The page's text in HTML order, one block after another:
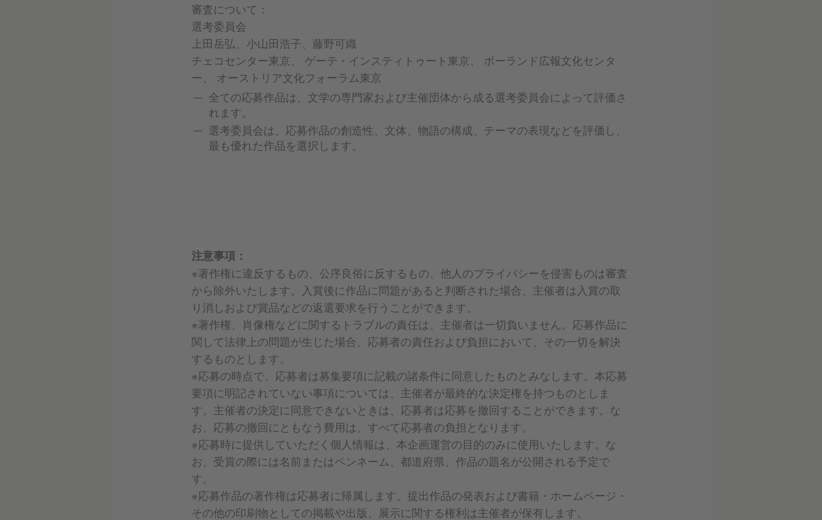
審査について：
選考委員会
上田岳弘、小山田浩子、藤野可織
チェコセンター東京、 ゲーテ・インスティトゥート東京、 ポーランド広報文化センタ
ー、 オーストリア文化フォーラム東京
全ての応募作品は、文学の専門家および主催団体から成る選考委員会によって評価さ
れます。
選考委員会は、応募作品の創造性、文体、物語の構成、テーマの表現などを評価し、
最も優れた作品を選択します。
注意事項：
※著作権に違反するもの、公序良俗に反するもの、他人のプライバシーを侵害ものは審査
から除外いたします。入賞後に作品に問題があると判断された場合、主催者は入賞の取
り消しおよび賞品などの返還要求を行うことができます。
※著作権、肖像権などに関するトラブルの責任は、主催者は一切負いません。応募作品に
関して法律上の問題が生じた場合、応募者の責任および負担において、その一切を解決
するものとします。
※応募の時点で、応募者は募集要項に記載の諸条件に同意したものとみなします。本応募
要項に明記されていない事項については、主催者が最終的な決定権を持つものとしま
す。主催者の決定に同意できないときは、応募者は応募を撤回することができます。な
お、応募の撤回にともなう費用は、すべて応募者の負担となります。
※応募時に提供していただく個人情報は、本企画運営の目的のみに使用いたします。な
お、受賞の際には名前またはペンネーム、都道府県、作品の題名が公開される予定で
す。
※応募作品の著作権は応募者に帰属します。提出作品の発表および書籍・ホームページ・
その他の印刷物としての掲載や出版、展示に関する権利は主催者が保有します。